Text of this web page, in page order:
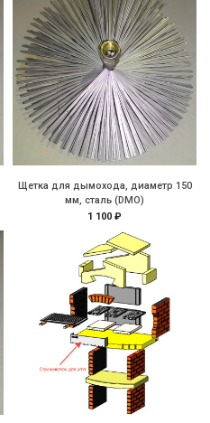
Щетка для дымохода, диаметр 150
мм, сталь (DMO)
1 100 ₽